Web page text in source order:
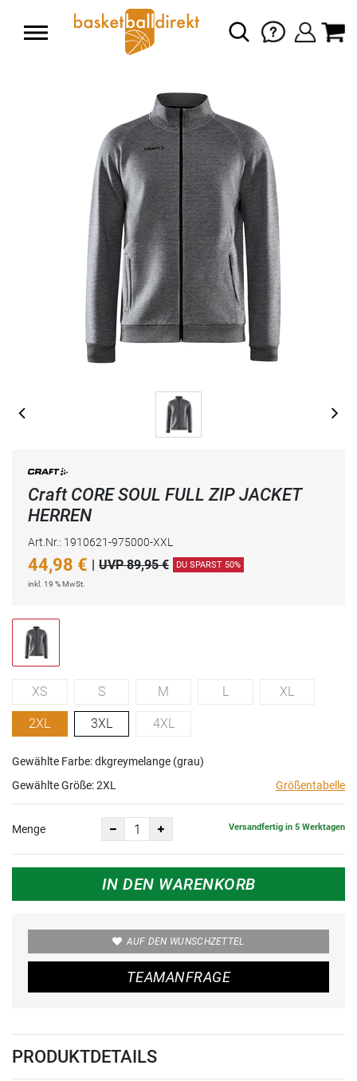
Craft CORE SOUL FULL ZIP JACKET
HERREN
Art.Nr.: 1910621-975000-XXL
44,98 € | UVP 89,95 € DU SPARST 50%
inkl. 19 % MwSt.
XS S M L XL
2XL 3XL 4XL
Gewählte Farbe: dkgreymelange (grau)
Gewählte Größe:2XL Größentabelle
Menge Versandfertig in 5 Werktagen
IN DEN WARENKORB
AUF DEN WUNSCHZETTEL
TEAMANFRAGE
PRODUKTDETAILS